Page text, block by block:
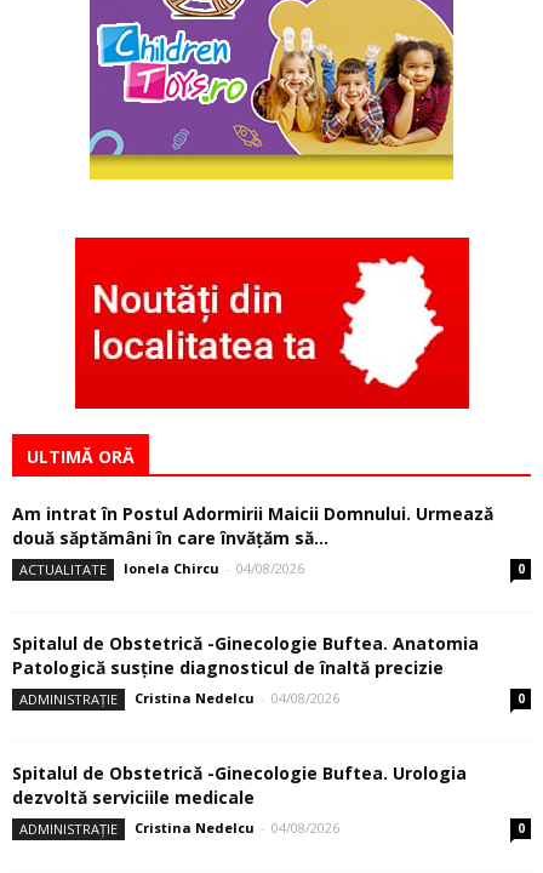
ULTIMĂ ORĂ
Am intrat în Postul Adormirii Maicii Domnului. Urmează
două săptămâni în care învăţăm să...
ACTUALITATE Ionela Chircu - 04/08/2026 0
Spitalul de Obstetrică -Ginecologie Buftea. Anatomia
Patologică susţine diagnosticul de înaltă precizie
ADMINISTRAȚIE Cristina Nedelcu - 04/08/2026 0
Spitalul de Obstetrică -Ginecologie Buftea. Urologia
dezvoltă serviciile medicale
ADMINISTRAȚIE Cristina Nedelcu - 04/08/2026 0